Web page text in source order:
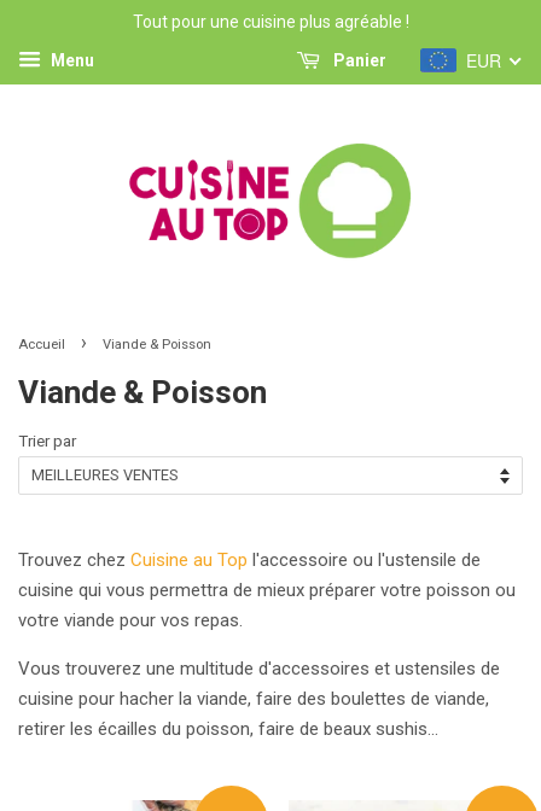
Tout pour une cuisine plus agréable !
Menu EUR
Panier
Accueil › Viande & Poisson
Viande & Poisson
Trier par
Trouvez chez Cuisine au Top l'accessoire ou l'ustensile de
cuisine qui vous permettra de mieux préparer votre poisson ou
votre viande pour vos repas.
Vous trouverez une multitude d'accessoires et ustensiles de
cuisine pour hacher la viande, faire des boulettes de viande,
retirer les écailles du poisson, faire de beaux sushis...